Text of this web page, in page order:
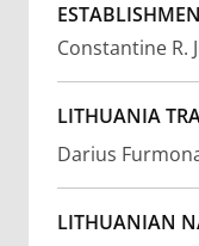
Constantine R.
LITHUANIA
Darius
LITHUANIAN